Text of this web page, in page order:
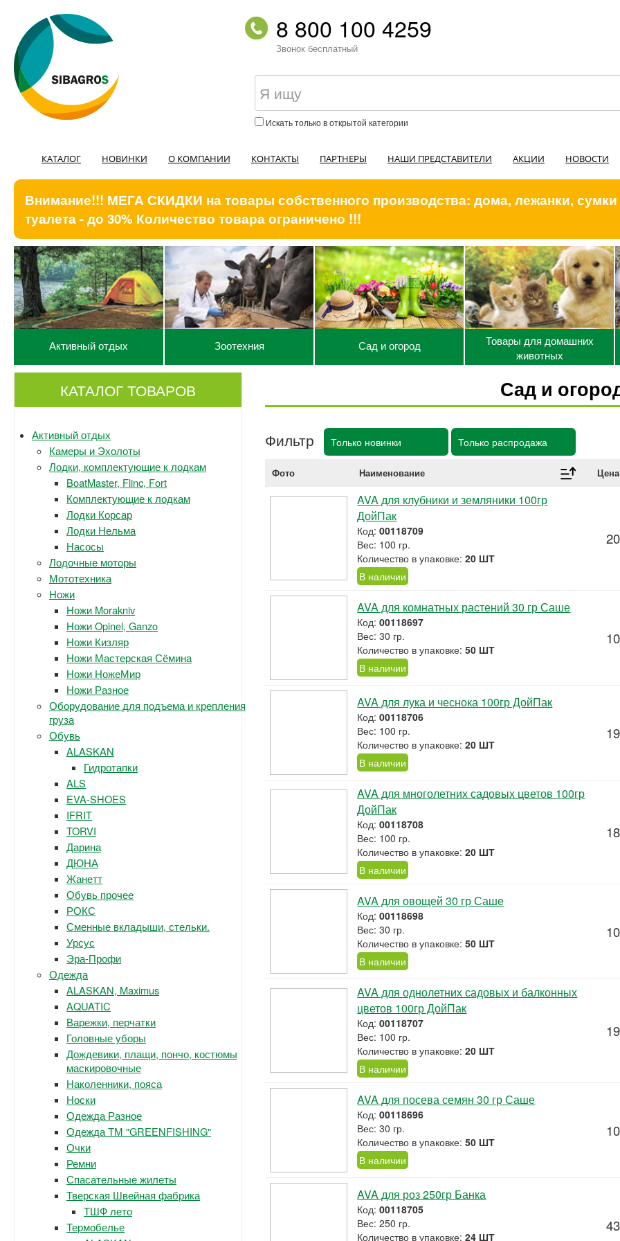
8 800 100 4259
Звонок бесплатный
Искать только в открытой категории
КАТАЛОГ НОВИНКИ О КОМПАНИИ КОНТАКТЫ ПАРТНЕРЫ НАШИ ПРЕДСТАВИТЕЛИ АКЦИИ НОВОСТИ
Внимание!!! МЕГА СКИДКИ на товары собственного производства: дома, лежанки,
туалета - до 30% Количество товара ограничено !!!
Активный отдых Зоотехния Сад и огород
Товары для домашних
животных
КАТАЛОГ ТОВАРОВ
Активный отдых
Камеры и Эхолоты
Лодки, комплектующие к лодкам
BoatMaster, Flinc, Fort
Комплектующие к лодкам
Лодки Корсар
Лодки Нельма
Насосы
Лодочные моторы
Мототехника
Ножи
Ножи Morakniv
Ножи Opinel, Ganzo
Ножи Кизляр
Ножи Мастерская Сёмина
Ножи НожеМир
Ножи Разное
Оборудование для подъема и крепления
груза
Обувь
ALASKAN
Гидротапки
ALS
EVA-SHOES
IFRIT
TORVI
Дарина
ДЮНА
Жанетт
Обувь прочее
РОКС
Сменные вкладыши, стельки.
Урсус
Эра-Профи
Одежда
ALASKAN, Maximus
AQUATIC
Варежки, перчатки
Головные уборы
Дождевики, плащи, пончо, костюмы
маскировочные
Наколенники, пояса
Носки
Одежда Разное
Одежда ТМ "GREENFISHING"
Очки
Ремни
Спасательные жилеты
Тверская Швейная фабрика
ТШФ лето
Термобелье
Сад и
Фильтр Только новинки Только распродажа
Фото Наименование Цена
AVA для клубники и земляники 100гр
ДойПак
Код:00118709
Вес: 100 гр.
Количество в упаковке:20 ШТ
В наличии
AVA для комнатных растений 30 гр Саше
Код:00118697
Вес: 30 гр.
Количество в упаковке:50 ШТ
В наличии
AVA для лука и чеснока 100гр ДойПак
Код:00118706
Вес: 100 гр.
Количество в упаковке:20 ШТ
В наличии
AVA для многолетних садовых цветов 100гр
ДойПак
Код:00118708
Вес: 100 гр.
Количество в упаковке:20 ШТ
В наличии
AVA для овощей 30 гр Саше
Код:00118698
Вес: 30 гр.
Количество в упаковке:50 ШТ
В наличии
AVA для однолетних садовых и балконных
цветов 100гр ДойПак
Код:00118707
Вес: 100 гр.
Количество в упаковке:20 ШТ
В наличии
AVA для посева семян 30 гр Саше
Код:00118696
Вес: 30 гр.
Количество в упаковке:50 ШТ
В наличии
AVA для роз 250гр Банка
Код:00118705
Вес: 250 гр.
Количество в упаковке:24 ШТ